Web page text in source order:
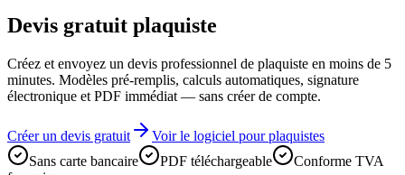
Devis gratuit plaquiste
Créez et envoyez un devis professionnel de plaquiste en moins de 5
minutes. Modèles pré-remplis, calculs automatiques, signature
électronique et PDF immédiat — sans créer de compte.
Créer un devis gratuit Voir le logiciel pourplaquistes
Sans carte bancaire
PDF téléchargeable
Conforme TVA